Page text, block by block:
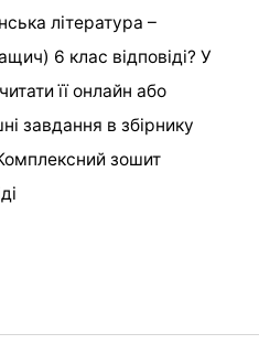
література –
6 клас відповіді? У
її онлайн або
завдання в збірнику
зошит